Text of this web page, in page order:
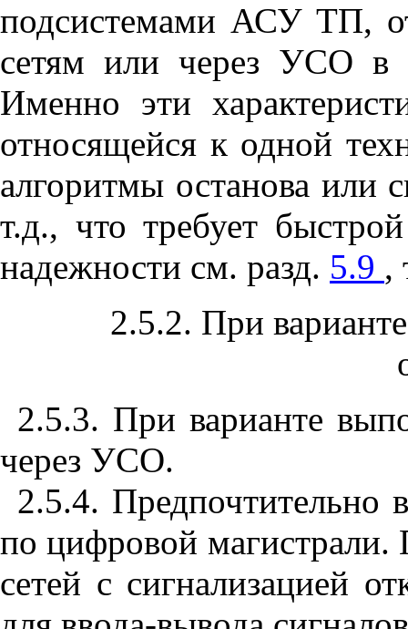
подсистемами АСУ ТП,
сетям или через УСО в
Именно эти
относящейся к одной
алгоритмы останова или
т.д., что требует
надежности см. разд. 5.9 ,
2.5.2. При
2.5.3. При варианте
через УСО.
2.5.4.
по цифровой магистрали.
сетей с сигнализацией